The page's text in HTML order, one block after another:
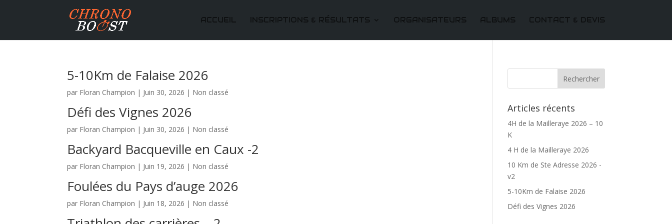
ACCUEIL INSCRIPTIONS & RÉSULTATS ORGANISATEURS ALBUMS CONTACT & DEVIS
5-10Km de Falaise 2026
par Floran Champion | Juin 30, 2026 | Non classé
Défi des Vignes 2026
par Floran Champion | Juin 30, 2026 | Non classé
Backyard Bacqueville en Caux -2
par Floran Champion | Juin 19, 2026 | Non classé
Foulées du Pays d’auge 2026
par Floran Champion | Juin 18, 2026 | Non classé
Articles récents
4H de la Mailleraye 2026 – 10
K
4 H de la Mailleraye 2026
10 Km de Ste Adresse 2026 -
v2
5-10Km de Falaise 2026
Défi des Vignes 2026